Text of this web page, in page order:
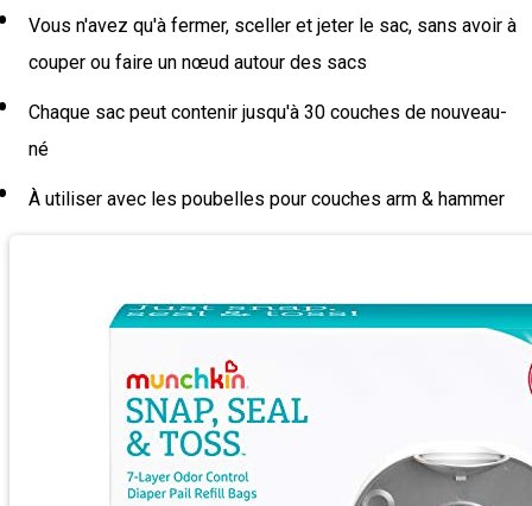
Vous n'avez qu'à fermer, sceller et jeter le sac, sans avoir à
couper ou faire un nœud autour des sacs
Chaque sac peut contenir jusqu'à 30 couches de nouveau-
né
À utiliser avec les poubelles pour couches arm & hammer